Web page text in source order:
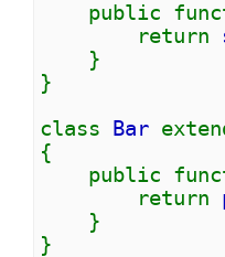
public
return
}
}
class
Bar
{
public
return
}
}